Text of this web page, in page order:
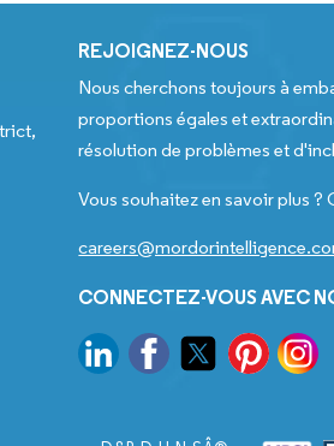
REJOIGNEZ-NOUS
Nous cherchons toujours à
proportions égales et
résolution de problèmes et
Vous souhaitez en savoir plus
CONNECTEZ-VOUS AVEC